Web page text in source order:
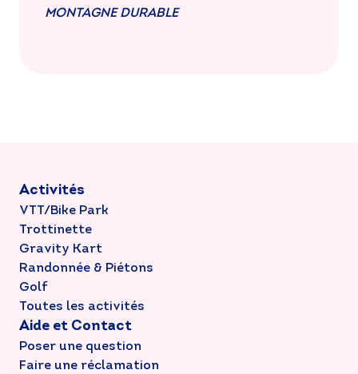
MONTAGNE DURABLE
Activités
VTT/Bike Park
Trottinette
Gravity Kart
Randonnée & Piétons
Golf
Toutes les activités
Aide et Contact
Poser une question
Faire une réclamation